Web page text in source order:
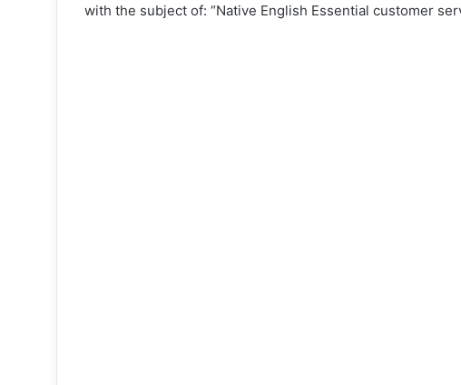
with the subject of: “Native English Essential customer